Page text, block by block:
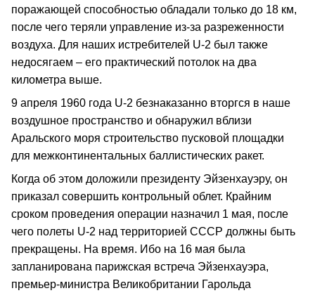
поражающей способностью обладали только до 18 км,
после чего теряли управление из-за разреженности
воздуха. Для наших истребителей U-2 был также
недосягаем – его практический потолок на два
километра выше.
9 апреля 1960 года U-2 безнаказанно вторгся в наше
воздушное пространство и обнаружил вблизи
Аральского моря строительство пусковой площадки
для межконтинентальных баллистических ракет.
Когда об этом доложили президенту Эйзенхауэру, он
приказал совершить контрольный облет. Крайним
сроком проведения операции назначил 1 мая, после
чего полеты U-2 над территорией СССР должны быть
прекращены. На время. Ибо на 16 мая была
запланирована парижская встреча Эйзенхауэра,
премьер-министра Великобритании Гарольда